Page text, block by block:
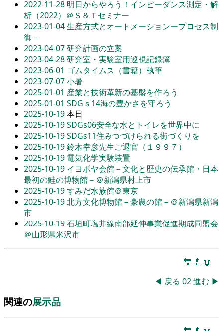
2022-11-28 明日からやろう！インピーダンス測定・解
析（2022）＠Ｓ＆Ｔセミナー
2023-01-04生産方式とオートメーションープロセス制
御－
2023-04-07研究計画の立案
2023-04-28研究室・実験室用巡視記録簿
2023-06-01 ゴムタイムス（書籍）執筆
2023-07-07小暑
2025-01-01 産業と技術革新の基盤を作ろう
2025-01-01 SDGｓ14海の豊かさを守ろう
2025-10-19本日
2025-10-19SDGs06安全な水とトイレを世界中に
2025-10-19SDGs11住みつづけられる街づくりを
2025-10-19鈴木幸彦先生ご退官（１９９７）
2025-10-19 電気化学実験装置
2025-10-19 イヨボヤ会館－文化と歴史の伝承館・日本
最初の鮭の博物館－＠新潟県村上市
2025-10-19すみだ水族館＠東京
2025-10-19北方文化博物館－豪農の館－＠新潟県新潟
市
2025-10-19石垣町塩井線南部延伸事業促進期成同盟会
＠山形県米沢市
🔚 🔝 📖
◀ 戻る 02進む ▶
関連の展示品